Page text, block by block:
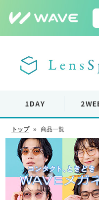
トップ » 商品一覧